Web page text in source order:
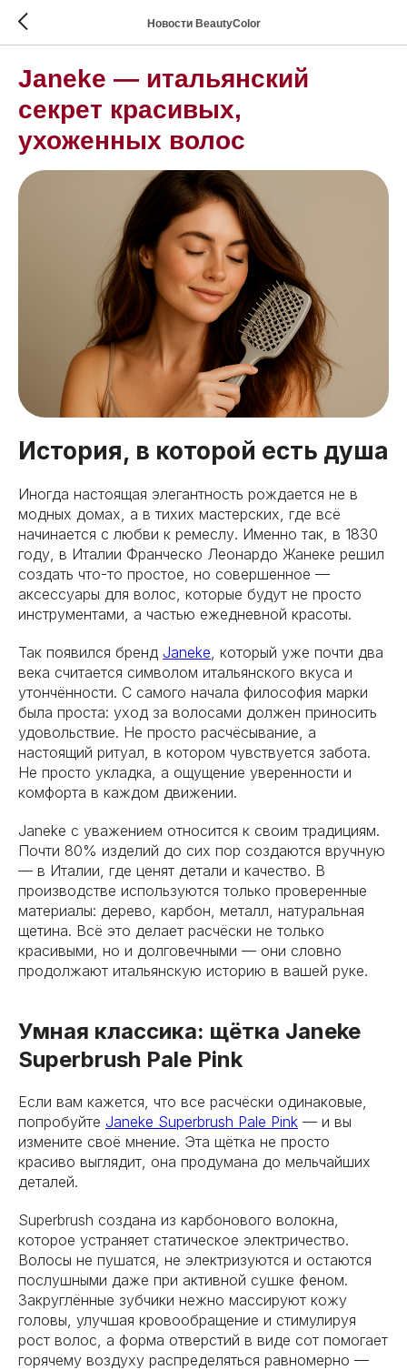
Новости BeautyColor
Janeke — итальянский
секрет красивых,
ухоженных волос
История, в которой есть душа
Иногда настоящая элегантность рождается не в
модных домах, а в тихих мастерских, где всё
начинается с любви к ремеслу. Именно так, в 1830
году, в Италии Франческо Леонардо Жанеке решил
создать что-то простое, но совершенное —
аксессуары для волос, которые будут не просто
инструментами, а частью ежедневной красоты.
Так появился бренд Janeke, который уже почти два
века считается символом итальянского вкуса и
утончённости. С самого начала философия марки
была проста: уход за волосами должен приносить
удовольствие. Не просто расчёсывание, а
настоящий ритуал, в котором чувствуется забота.
Не просто укладка, а ощущение уверенности и
комфорта в каждом движении.
Janeke с уважением относится к своим традициям.
Почти 80% изделий до сих пор создаются вручную
— в Италии, где ценят детали и качество. В
производстве используются только проверенные
материалы: дерево, карбон, металл, натуральная
щетина. Всё это делает расчёски не только
красивыми, но и долговечными — они словно
продолжают итальянскую историю в вашей руке.
Умная классика: щётка Janeke
Superbrush Pale Pink
Если вам кажется, что все расчёски одинаковые,
попробуйте Janeke Superbrush Pale Pink — и вы
измените своё мнение. Эта щётка не просто
красиво выглядит, она продумана до мельчайших
деталей.
Superbrush создана из карбонового волокна,
которое устраняет статическое электричество.
Волосы не пушатся, не электризуются и остаются
послушными даже при активной сушке феном.
Закруглённые зубчики нежно массируют кожу
головы, улучшая кровообращение и стимулируя
рост волос, а форма отверстий в виде сот помогает
горячему воздуху распределяться равномерно —